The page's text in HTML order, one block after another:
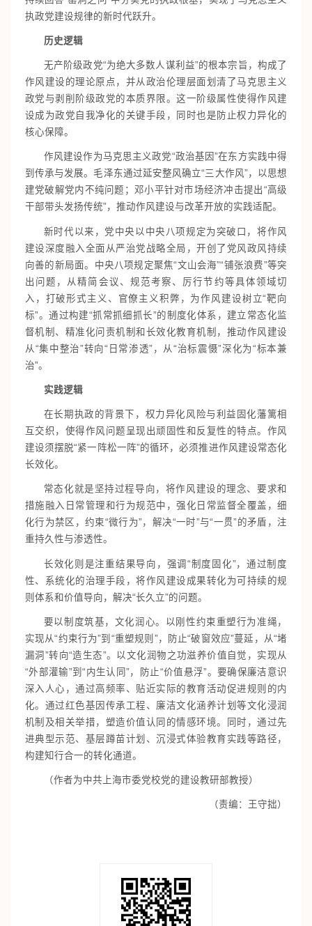
执政党建设规律的新时代跃升。
历史逻辑
无产阶级政党“为绝大多数人谋利益”的根本宗旨，构成了
作风建设的理论原点，并从政治伦理层面划清了马克思主义
政党与剥削阶级政党的本质界限。这一阶级属性使得作风建
设成为政党自我净化的关键手段，同时也是防止权力异化的
核心保障。
作风建设作为马克思主义政党“政治基因”在东方实践中得
到传承与发展。毛泽东通过延安整风确立“三大作风”，以思想
建党破解党内不纯问题；邓小平针对市场经济冲击提出“高级
干部带头发扬传统”，推动作风建设与改革开放的实践适配。
新时代以来，党中央以中央八项规定为突破口，将作风
建设深度融入全面从严治党战略全局，开创了党风政风持续
向善的新局面。中央八项规定聚焦“文山会海”“铺张浪费”等突
出问题，从精简会议、规范考察、厉行节约等具体领域切
入，打破形式主义、官僚主义积弊，为作风建设树立“靶向
标”。通过构建“抓常抓细抓长”的制度化体系，建立常态化监
督机制、精准化问责机制和长效化教育机制，推动作风建设
从“集中整治”转向“日常渗透”，从“治标震慑”深化为“标本兼
治”。
实践逻辑
在长期执政的背景下，权力异化风险与利益固化藩篱相
互交织，使得作风问题呈现出顽固性和反复性的特点。作风
建设须摆脱“紧一阵松一阵”的循环，必须推进作风建设常态化
长效化。
常态化就是坚持过程导向，将作风建设的理念、要求和
措施融入日常管理和行为规范中，强化日常监督全覆盖，细
化行为禁区，约束“微行为”，解决“一时”与“一贯”的矛盾，注
重持久性与渗透性。
长效化则是注重结果导向，强调“制度固化”，通过制度
性、系统化的治理手段，将作风建设成果转化为可持续的规
则体系和价值导向，解决“长久立”的问题。
要以制度筑基，文化润心。以刚性约束重塑行为准绳，
实现从“约束行为”到“重塑规则”，防止“破窗效应”蔓延，从“堵
漏洞”转向“造生态”。以文化润物之功滋养价值自觉，实现从
“外部灌输”到“内生认同”，防止“价值悬浮”。要确保廉洁意识
深入人心，通过高频率、贴近实际的教育活动促进规则的内
化。通过红色基因传承工程、廉洁文化涵养计划等文化浸润
机制及相关举措，塑造价值认同的情感环境。同时，通过先
进典型示范、基层蹲苗计划、沉浸式体验教育实践等路径，
构建知行合一的转化通道。
（作者为中共上海市委党校党的建设教研部教授）
（责编：王守拙）